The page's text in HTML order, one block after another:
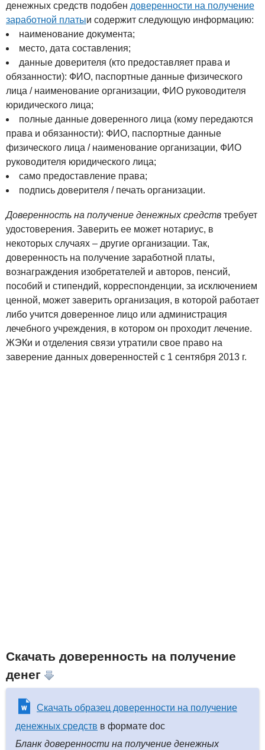
денежных средств подобен доверенности на получение
заработной платыи содержит следующую информацию:
наименование документа;
место, дата составления;
данные доверителя (кто предоставляет права и
обязанности): ФИО, паспортные данные физического
лица / наименование организации, ФИО руководителя
юридического лица;
полные данные доверенного лица (кому передаются
права и обязанности): ФИО, паспортные данные
физического лица / наименование организации, ФИО
руководителя юридического лица;
само предоставление права;
подпись доверителя / печать организации.
Доверенность на получение денежных средств требует
удостоверения. Заверить ее может нотариус, в
некоторых случаях – другие организации. Так,
доверенность на получение заработной платы,
вознаграждения изобретателей и авторов, пенсий,
пособий и стипендий, корреспонденции, за исключением
ценной, может заверить организация, в которой работает
либо учится доверенное лицо или администрация
лечебного учреждения, в котором он проходит лечение.
ЖЭКи и отделения связи утратили свое право на
заверение данных доверенностей с 1 сентября 2013 г.
Скачать доверенность на получение
денег
Скачать образец доверенности на получение
денежных средств в формате doc
Бланк доверенности на получение денежных